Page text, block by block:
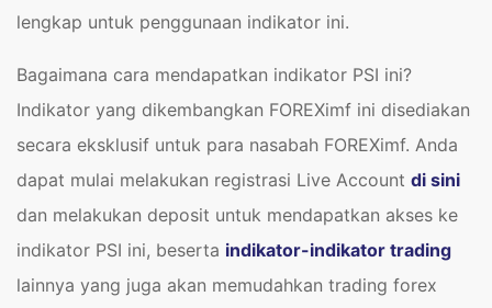
lengkap untuk penggunaan indikator ini.
Bagaimana cara mendapatkan indikator PSI ini?
Indikator yang dikembangkan FOREXimf ini disediakan
secara eksklusif untuk para nasabah FOREXimf. Anda
dapat mulai melakukan registrasi Live Account di sini
dan melakukan deposit untuk mendapatkan akses ke
indikator PSI ini, beserta indikator-indikator trading
lainnya yang juga akan memudahkan trading forex